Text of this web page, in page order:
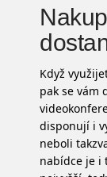
Když
pak se vám
disponují i
neboli
nabídce je i